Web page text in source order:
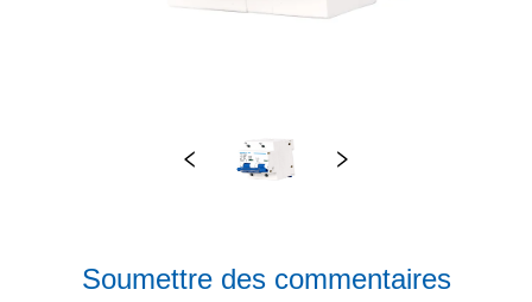
Soumettre des commentaires